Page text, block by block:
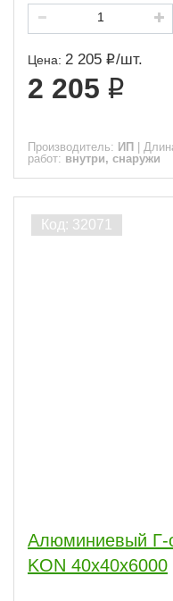
Цена: 2 205 /шт.
2 205
Производитель: ИП
работ: внутри, снаружи
Алюминиевый Г-
KON 40х40х6000